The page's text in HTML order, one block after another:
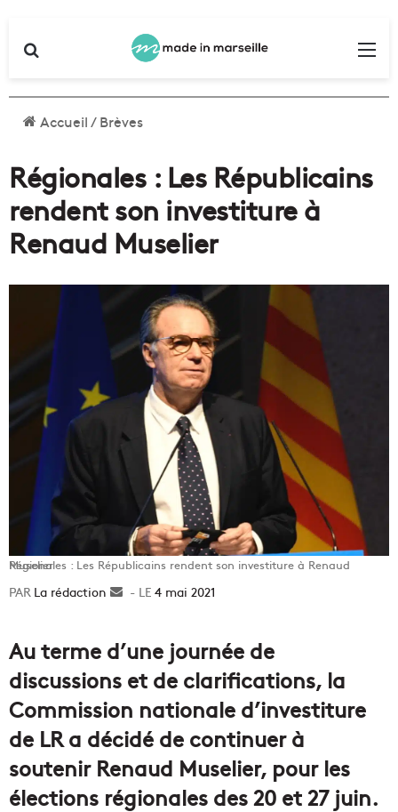
Accueil/Brèves
Régionales : Les Républicains
rendent son investiture à
Renaud Muselier
Régionales : Les Républicains rendent son investiture à Renaud Muselier
La rédaction
Envoyer4 mai 2021
Au terme d’une journée de
discussions et de clarifications, la
Commission nationale d’investiture
de LR a décidé de continuer à
soutenir Renaud Muselier, pour les
élections régionales des 20 et 27 juin.